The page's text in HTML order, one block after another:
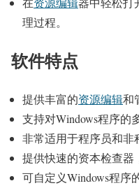
理过程。
软件特点
提供丰富的资源编辑和
支持对Windows程序的
非常适用于程序员和非
提供快速的资本检查器
可自定义Windows程序